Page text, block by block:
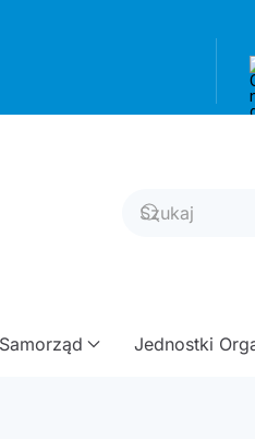
Samorząd Jednostki